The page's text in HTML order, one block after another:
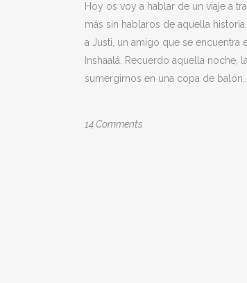
Hoy os voy a hablar de un viaje a
más sin hablaros de aquella
a Justi, un amigo que se encuentra
Inshaalá. Recuerdo aquella noche,
sumergirnos en una copa de balón,...
14 Comments